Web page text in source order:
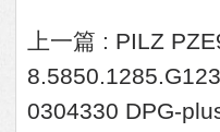
上一篇 : PILZ
8.5850.1285.G123
0304330 DPG-